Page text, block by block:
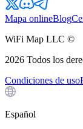
Mapa onlineBlog
WiFi Map LLC ©
2026 Todos los
Condiciones de uso
Español